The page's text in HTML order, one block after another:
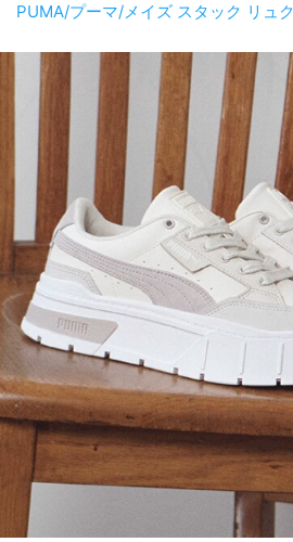
PUMA/プーマ/メイズ スタック リュ